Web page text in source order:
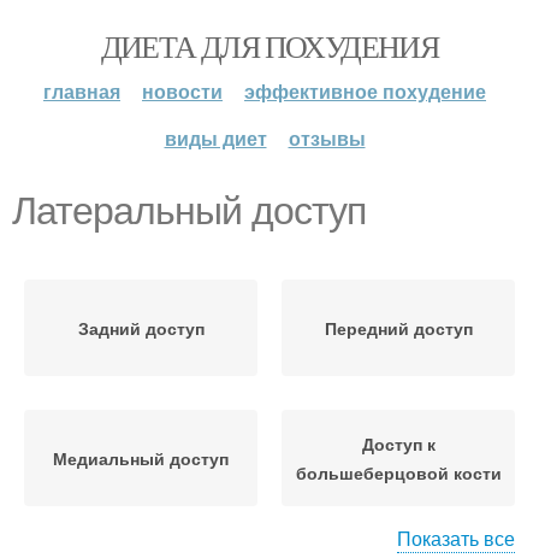
ДИЕТА ДЛЯ ПОХУДЕНИЯ
главная новости
эффективное похудение
виды диет
отзывы
Латеральный доступ
Задний доступ Передний доступ
Медиальный доступ
Доступ к
большеберцовой кости
Показать все